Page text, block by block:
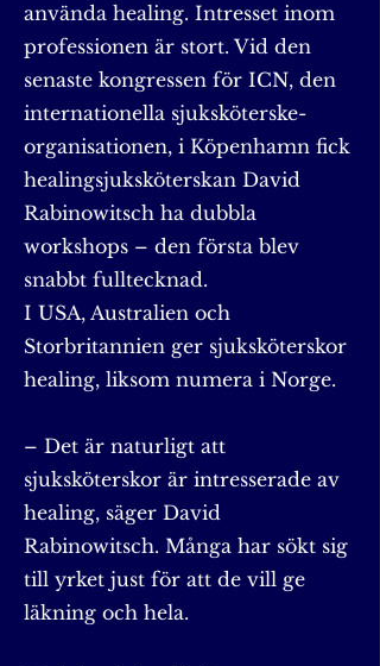
använda healing. Intresset inom
professionen är stort. Vid den
senaste kongressen för ICN, den
internationella sjuksköterske-
organisationen, i Köpenhamn fick
healingsjuksköterskan David
Rabinowitsch ha dubbla
workshops – den första blev
snabbt fulltecknad.
I USA, Australien och
Storbritannien ger sjuksköterskor
healing, liksom numera i Norge.
– Det är naturligt att
sjuksköterskor är intresserade av
healing, säger David
Rabinowitsch. Många har sökt sig
till yrket just för att de vill ge
läkning och hela.